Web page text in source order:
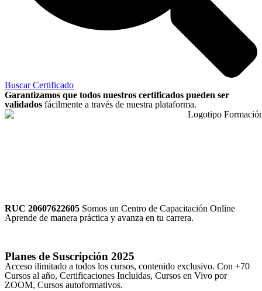
Buscar Certificado
Garantizamos que todos nuestros certificados pueden ser
validados fácilmente a través de nuestra plataforma.
RUC 20607622605 Somos un Centro de Capacitación Online
Aprende de manera práctica y avanza en tu carrera.
Planes de Suscripción 2025
Acceso ilimitado a todos los cursos, contenido exclusivo. Con +70
Cursos al año, Certificaciones Incluidas, Cursos en Vivo por
ZOOM, Cursos autoformativos.